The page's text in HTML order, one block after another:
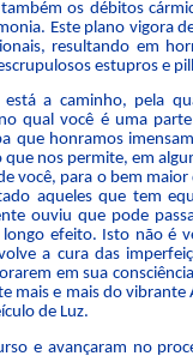
os débitos
Este plano vigora
resultando em
estupros e
a caminho, pela
qual você é uma
que honramos
nos permite, em
você, para o bem
aqueles que tem
ouviu que pode
efeito. Isto não é
a cura das
em sua
mais e mais do
de Luz.
e avançaram no